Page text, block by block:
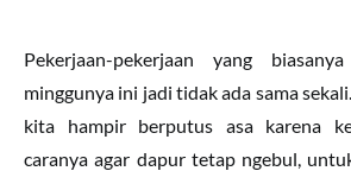
Pekerjaan-pekerjaan yang
minggunya ini jadi tidak ada sama
kita hampir berputus asa karena
caranya agar dapur tetap ngebul,